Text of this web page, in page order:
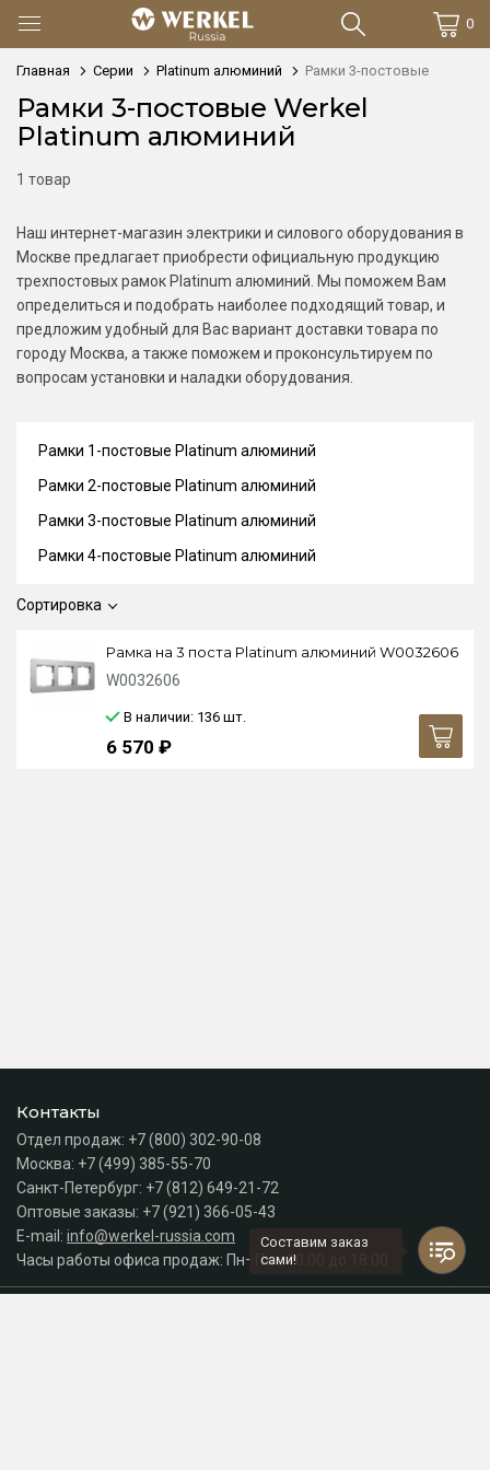
0
Главная Серии Platinum алюминий Рамки 3-постовые
Рамки 3-постовые Werkel
Platinum алюминий
1 товар
Наш интернет-магазин электрики и силового оборудования в
Москве предлагает приобрести официальную продукцию
трехпостовых рамок Platinum алюминий. Мы поможем Вам
определиться и подобрать наиболее подходящий товар, и
предложим удобный для Вас вариант доставки товара по
городу Москва, а также поможем и проконсультируем по
вопросам установки и наладки оборудования.
Сортировка
Рамка на 3 поста Platinum алюминий W0032606
W0032606
В наличии: 136 шт.
6 570 ₽
Рамки 1-постовые Platinum алюминий
Рамки 2-постовые Platinum алюминий
Рамки 3-постовые Platinum алюминий
Рамки 4-постовые Platinum алюминий
Контакты
Отдел продаж: +7 (800) 302-90-08
Москва: +7 (499) 385-55-70
Санкт-Петербург: +7 (812) 649-21-72
Оптовые заказы: +7 (921) 366-05-43
E-mail: info@werkel-russia.com
Часы работы офиса продаж: Пн–Пт с 10:00 до 18:00
Составим заказ
сами!